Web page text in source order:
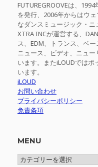
FUTUREGROOVEは、
を発行、2006年からはウ
なダンスミュージック・ニ
XTRA INCが運営する、
ス、EDM、トランス、ベ
ニュース、ビデオ、ニュ
います。またiLOUDでは
います。
iLOUD
お問い合わせ
プライバシーポリシー
免責条項
MENU
MENU